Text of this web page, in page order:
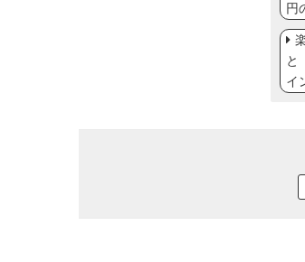
円
と
イ